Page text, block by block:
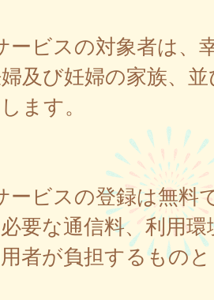
ビスの対象者は、
及び妊婦の家族、
ます。
ビスの登録は無料
要な通信料、利用
者が負担するもの